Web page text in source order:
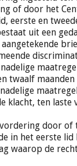
of door het
eerste en
uit een
nadelige
twaalf
klacht, ten laste
door of
in het eerste
waarop de